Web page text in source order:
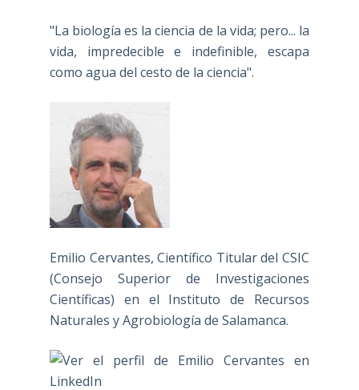
"La biología es la ciencia de la vida; pero... la
vida, impredecible e indefinible, escapa
como agua del cesto de la ciencia".
Emilio Cervantes, Científico Titular del CSIC
(Consejo Superior de Investigaciones
Científicas) en el Instituto de Recursos
Naturales y Agrobiología de Salamanca.